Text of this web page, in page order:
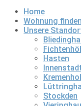
Home
Wohnung finden
Unsere
Hasten
Kremenholl
Stockden